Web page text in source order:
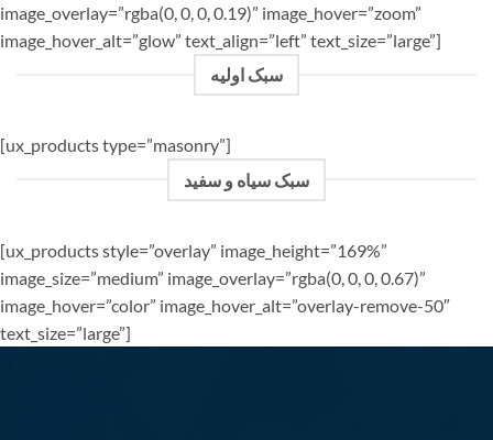
image_overlay=”rgba(0, 0, 0, 0.19)” image_hover=”zoom”
image_hover_alt=”glow” text_align=”left” text_size=”large”]
سبک اولیه
[ux_products type=”masonry”]
سبک سیاه و سفید
[ux_products style=”overlay” image_height=”169%”
image_size=”medium” image_overlay=”rgba(0, 0, 0, 0.67)”
image_hover=”color” image_hover_alt=”overlay-remove-50″
text_size=”large”]